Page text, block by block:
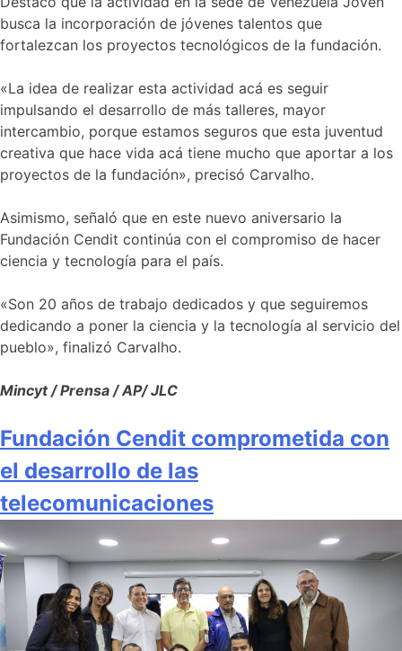
busca la incorporación de jóvenes talentos que
fortalezcan los proyectos tecnológicos de la fundación.
«La idea de realizar esta actividad acá es seguir
impulsando el desarrollo de más talleres, mayor
intercambio, porque estamos seguros que esta juventud
creativa que hace vida acá tiene mucho que aportar a los
proyectos de la fundación», precisó Carvalho.
Asimismo, señaló que en este nuevo aniversario la
Fundación Cendit continúa con el compromiso de hacer
ciencia y tecnología para el país.
«Son 20 años de trabajo dedicados y que seguiremos
dedicando a poner la ciencia y la tecnología al servicio del
pueblo», finalizó Carvalho.
Mincyt / Prensa / AP/ JLC
Fundación Cendit comprometida con
el desarrollo de las
telecomunicaciones